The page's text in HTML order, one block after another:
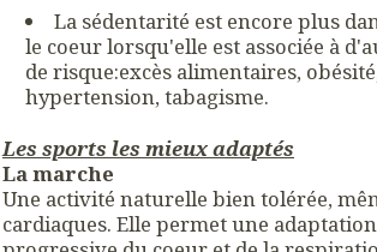
La sédentarité est encore plus
le coeur lorsqu'elle est associée à
de risque:excès alimentaires,
hypertension, tabagisme.
Les sports les mieux adaptés
La marche
Une activité naturelle bien tolérée,
cardiaques. Elle permet une